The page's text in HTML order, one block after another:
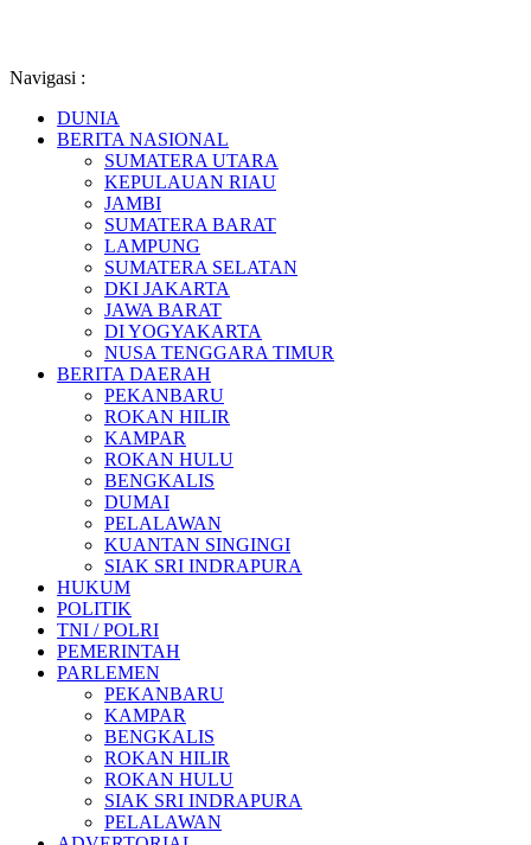
Navigasi :
DUNIA
BERITA NASIONAL
SUMATERA UTARA
KEPULAUAN RIAU
JAMBI
SUMATERA BARAT
LAMPUNG
SUMATERA SELATAN
DKI JAKARTA
JAWA BARAT
DI YOGYAKARTA
NUSA TENGGARA TIMUR
BERITA DAERAH
PEKANBARU
ROKAN HILIR
KAMPAR
ROKAN HULU
BENGKALIS
DUMAI
PELALAWAN
KUANTAN SINGINGI
SIAK SRI INDRAPURA
HUKUM
POLITIK
TNI / POLRI
PEMERINTAH
PARLEMEN
PEKANBARU
KAMPAR
BENGKALIS
ROKAN HILIR
ROKAN HULU
SIAK SRI INDRAPURA
PELALAWAN